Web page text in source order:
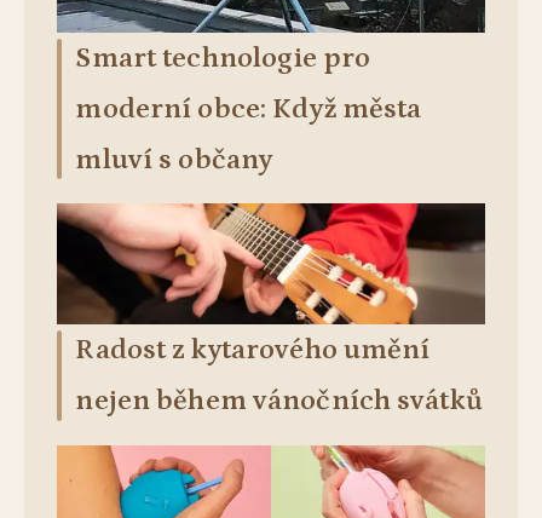
Smart technologie pro
moderní obce: Když města
mluví s občany
Radost z kytarového umění
nejen během vánočních svátků